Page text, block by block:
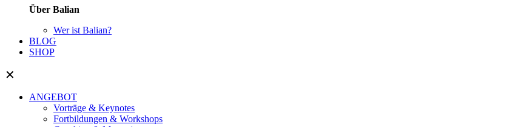
Über Balian
Wer ist Balian?
BLOG
SHOP
✕
ANGEBOT
Vorträge & Keynotes
Fortbildungen & Workshops